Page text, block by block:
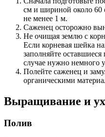
см и шириной около 60
не менее 1 м.
Саженец осторожно
Не очищая землю с
Если корневая шейка
заполняйте
случае нужно немного
Полейте саженец и
органическими
Выращивание и
Полив